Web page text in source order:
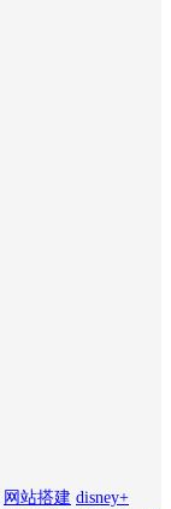
网站搭建 disney+